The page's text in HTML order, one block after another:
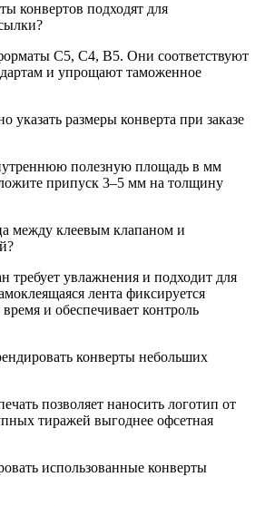
конвертов подходят для
С5, С4, В5. Они соответствуют
и упрощают таможенное
указать размеры конверта при заказе
полезную площадь в мм
припуск 3–5 мм на толщину
между клеевым клапаном и
требует увлажнения и подходит для
лента фиксируется
и обеспечивает контроль
конверты небольших
позволяет наносить логотип от
тиражей выгоднее офсетная
использованные конверты